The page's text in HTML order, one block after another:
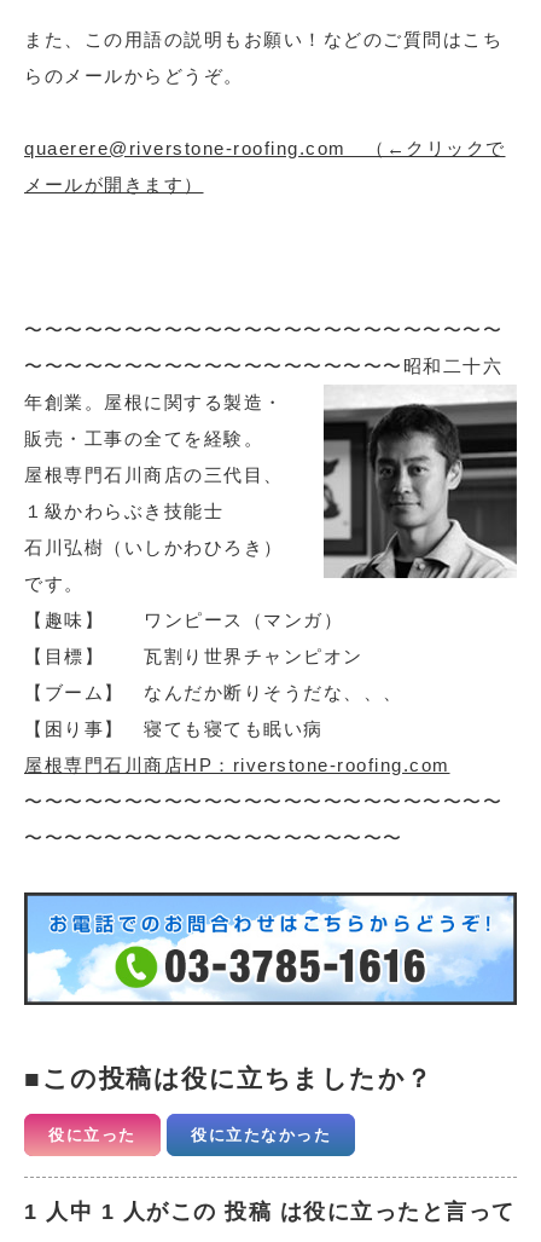
また、この用語の説明もお願い！などのご質問はこち
らのメールからどうぞ。
quaerere@riverstone-roofing.com （←クリックで
メールが開きます）
〜〜〜〜〜〜〜〜〜〜〜〜〜〜〜〜〜〜〜〜〜〜〜〜
〜〜〜〜〜〜〜〜〜〜〜〜〜〜〜〜〜〜〜 昭和二十六
年創業。屋根に関する製造・
販売・工事の全てを経験。
屋根専門石川商店の三代目、
１級かわらぶき技能士
石川弘樹（いしかわひろき）
です。
【趣味】 ワンピース（マンガ）
【目標】 瓦割り世界チャンピオン
【ブーム】 なんだか断りそうだな、、、
【困り事】 寝ても寝ても眠い病
屋根専門石川商店HP：riverstone-roofing.com
〜〜〜〜〜〜〜〜〜〜〜〜〜〜〜〜〜〜〜〜〜〜〜〜
〜〜〜〜〜〜〜〜〜〜〜〜〜〜〜〜〜〜〜
この投稿は役に立ちましたか？
役に立った 役に立たなかった
1 人中 1 人がこの 投稿 は役に立ったと言って